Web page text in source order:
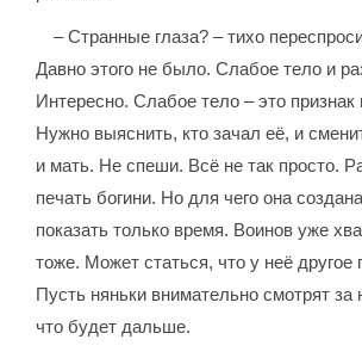
– Странные глаза? – тихо
Давно этого не было. Слабое тело и
Интересно. Слабое тело – это
Нужно выяснить, кто зачал её, и
и мать. Не спеши. Всё не так просто.
печать богини. Но для чего она
показать только время. Воинов уже
тоже. Может статься, что у неё другое
Пусть няньки внимательно смотрят
что будет дальше.